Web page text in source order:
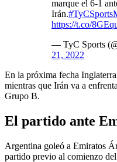
marque el 6-1
Irán.
https://t.co/
— TyC Sports
21, 2022
En la próxima fecha
mientras que Irán va a
Grupo B.
El partido ante
Argentina goleó a Emiratos
partido previo al comienzo